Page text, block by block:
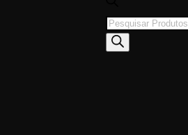
Products
search